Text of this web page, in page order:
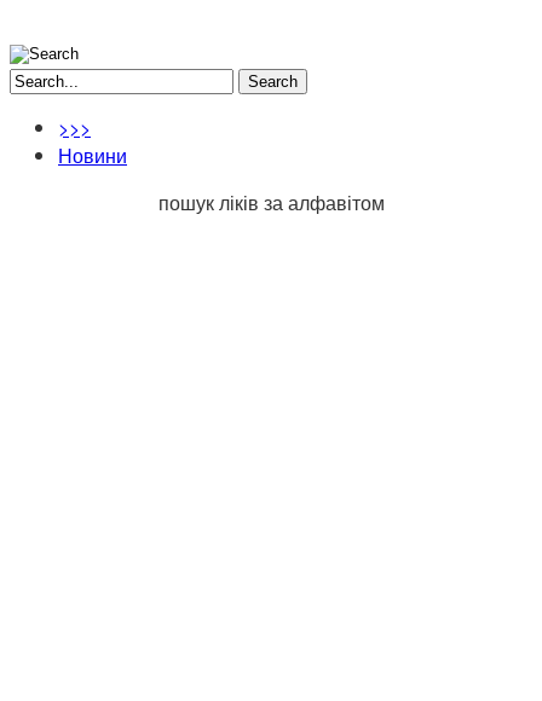
Search
>>>
Новини
пошук ліків за алфавітом